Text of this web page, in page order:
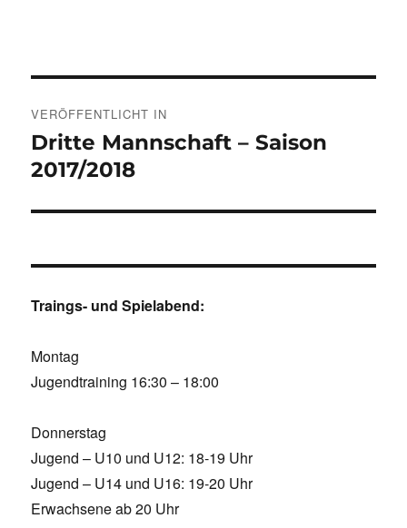
VERÖFFENTLICHT IN
Dritte Mannschaft – Saison
2017/2018
Traings- und Spielabend:
Montag
Jugendtraining 16:30 – 18:00
Donnerstag
Jugend – U10 und U12: 18-19 Uhr
Jugend – U14 und U16: 19-20 Uhr
Erwachsene ab 20 Uhr